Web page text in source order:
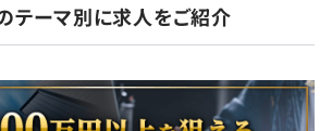
GCP
ア健康保険組合加入
テーマ別に求人をご紹介